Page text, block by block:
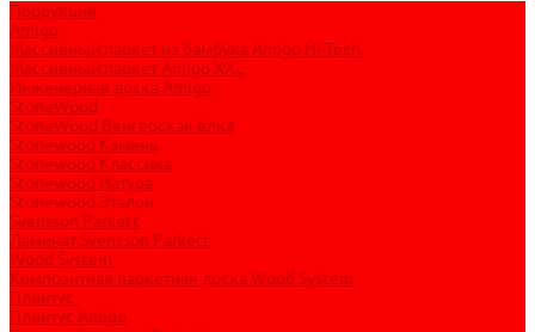
Продукция
Amigo
Массивный паркет из бамбука Amigo Hi-Tech
Массивный паркет Amigo XXL
Инженерная доска Amigo
StoneWood
StoneWood Венгерская ёлка
Stonewood Камень
Stonewood Классика
Stonewood Натура
Stonewood Эталон
Svensson Parkett
Ламинат Svensson Parkett
Wood System
Композитная паркетная доска Wood System
Плинтус
Плинтус Amigo